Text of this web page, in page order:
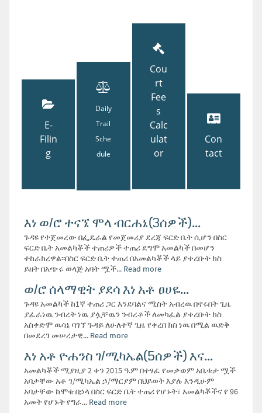
E-
Filin
g
Daily
Trail
Sche
dule
Cou
rt
Fee
s
Calc
ulat
or
Con
tact
እነ ወ/ሮ ተናኜ ሞላ ብርሐኔ(3ሰዎች)...
ጉዳዩ የተጀመረው በፌዴራል የመጀመሪያ ደረጃ ፍርድ ቤት ሲሆን በስር
ፍርድ ቤት አመልካቾች ተጠሪዎች ተጠሪ ደግሞ አመልካች በመሆን
ተከራክረዋል፡፡በስር ፍርድ ቤት ተጠሪ በአመልካቾች ላይ ያቀረቡት ክስ
ይዘት በአጭሩ ወላጅ አባት ሟች... Read more
ወ/ሮ ሰላማዊት ያደሳ እነ አቶ ፀሀዬ...
ጉዳዩ አመልካች ከ1ኛ ተጠሪ ጋር እንደባልና ሚስት አብረዉ በኖሩበት ጊዜ
ያፈራነዉ ንብረት ነዉ ያሏቸዉን ንብረቶች ለመካፈል ያቀረቡት ክስ
አስቀድሞ ዉሳኔ ባገኘ ጉዳይ ለሁለተኛ ጊዜ የቀረበ ክስ ነዉ በሚል ዉድቅ
በመደረገ መሠረታዊ... Read more
እነ አቶ ዮሐንስ ገ/ሚካኤል(5ሰዎች) እና...
አመልካቾች ሚያዚያ 2 ቀን 2015 ዓ.ም በተፃፈ የመቃወም አቤቱታ ሟች
አባታቸው አቶ ገ/ሚካኤል ኃ/ማርያም በህይወት እያሉ እንዲሁም
አባታቸው ከሞቱ በኃላ በስር ፍርድ ቤት ተጠሪ የሆኑት፣ አመልካቾችና የ 96
አመት የሆኑት የግራ... Read more